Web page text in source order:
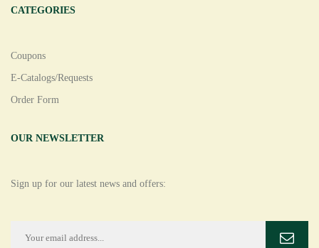
CATEGORIES
Coupons
E-Catalogs/Requests
Order Form
OUR NEWSLETTER
Sign up for our latest news and offers: